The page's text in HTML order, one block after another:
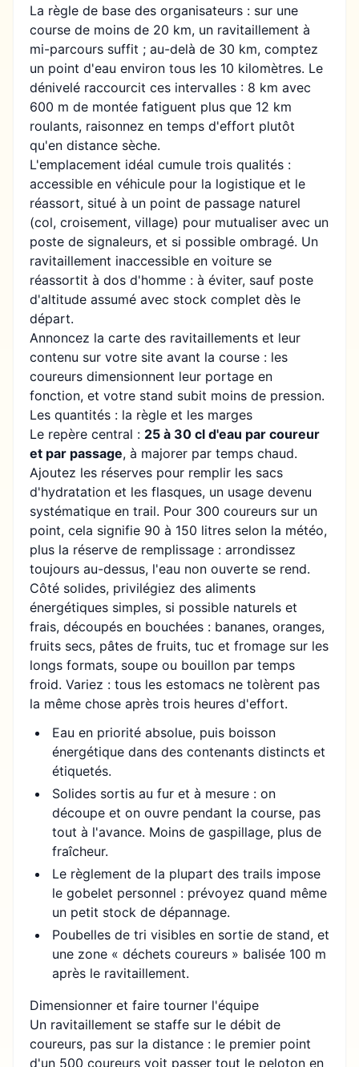
La règle de base des organisateurs : sur une
course de moins de 20 km, un ravitaillement à
mi-parcours suffit ; au-delà de 30 km, comptez
un point d'eau environ tous les 10 kilomètres. Le
dénivelé raccourcit ces intervalles : 8 km avec
600 m de montée fatiguent plus que 12 km
roulants, raisonnez en temps d'effort plutôt
qu'en distance sèche.
L'emplacement idéal cumule trois qualités :
accessible en véhicule pour la logistique et le
réassort, situé à un point de passage naturel
(col, croisement, village) pour mutualiser avec un
poste de signaleurs, et si possible ombragé. Un
ravitaillement inaccessible en voiture se
réassortit à dos d'homme : à éviter, sauf poste
d'altitude assumé avec stock complet dès le
départ.
Annoncez la carte des ravitaillements et leur
contenu sur votre site avant la course : les
coureurs dimensionnent leur portage en
fonction, et votre stand subit moins de pression.
Les quantités : la règle et les marges
Le repère central : 25 à 30 cl d'eau par coureur
et par passage, à majorer par temps chaud.
Ajoutez les réserves pour remplir les sacs
d'hydratation et les flasques, un usage devenu
systématique en trail. Pour 300 coureurs sur un
point, cela signifie 90 à 150 litres selon la météo,
plus la réserve de remplissage : arrondissez
toujours au-dessus, l'eau non ouverte se rend.
Côté solides, privilégiez des aliments
énergétiques simples, si possible naturels et
frais, découpés en bouchées : bananes, oranges,
fruits secs, pâtes de fruits, tuc et fromage sur les
longs formats, soupe ou bouillon par temps
froid. Variez : tous les estomacs ne tolèrent pas
la même chose après trois heures d'effort.
Eau en priorité absolue, puis boisson
énergétique dans des contenants distincts et
étiquetés.
Solides sortis au fur et à mesure : on
découpe et on ouvre pendant la course, pas
tout à l'avance. Moins de gaspillage, plus de
fraîcheur.
Le règlement de la plupart des trails impose
le gobelet personnel : prévoyez quand même
un petit stock de dépannage.
Poubelles de tri visibles en sortie de stand, et
une zone « déchets coureurs » balisée 100 m
après le ravitaillement.
Dimensionner et faire tourner l'équipe
Un ravitaillement se staffe sur le débit de
coureurs, pas sur la distance : le premier point
d'un 500 coureurs voit passer tout le peloton en